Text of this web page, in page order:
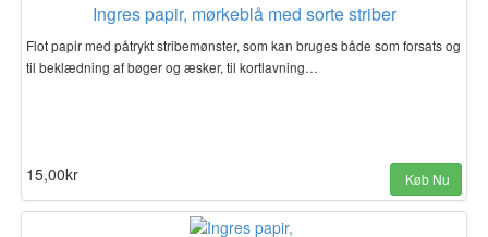
Ingres papir, mørkeblå med sorte striber
Flot papir med påtrykt stribemønster, som kan bruges både som forsats og
til beklædning af bøger og æsker, til kortlavning…
15,00kr Køb Nu